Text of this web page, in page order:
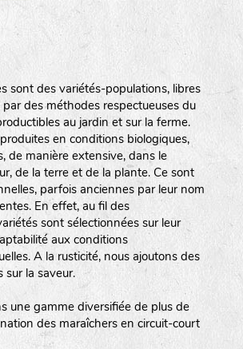
sont des variétés-populations, libres
des méthodes respectueuses du
au jardin et sur la ferme.
en conditions biologiques,
de manière extensive, dans le
de la terre et de la plante. Ce sont
parfois anciennes par leur nom
En effet, au fil des
sont sélectionnées sur leur
aux conditions
A la rusticité, nous ajoutons des
sur la saveur.
une gamme diversifiée de plus de
des maraîchers en circuit-court